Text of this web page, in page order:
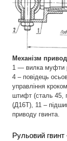
Механізм
1 — вилка муфти
4 – повідець
управління
штифт (сталь 45,
(Д16Т), 11 –
приводу гвинта.
Рульовий